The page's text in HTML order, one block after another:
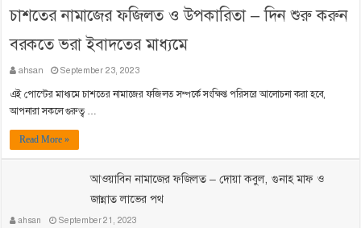
চাশতের নামাজের ফজিলত ও উপকারিতা – দিন শুরু করুন
বরকতে ভরা ইবাদতের মাধ্যমে
ahsan September 23, 2023
এই পোস্টের মাধ্যমে চাশতের নামাজের ফজিলত সম্পর্কে সংক্ষিপ্ত পরিসরে আলোচনা করা হবে,
আপনারা সকলে গুরুত্ব …
Read More »
আওয়াবিন নামাজের ফজিলত – দোয়া কবুল, গুনাহ মাফ ও
জান্নাত লাভের পথ
ahsan September 21, 2023